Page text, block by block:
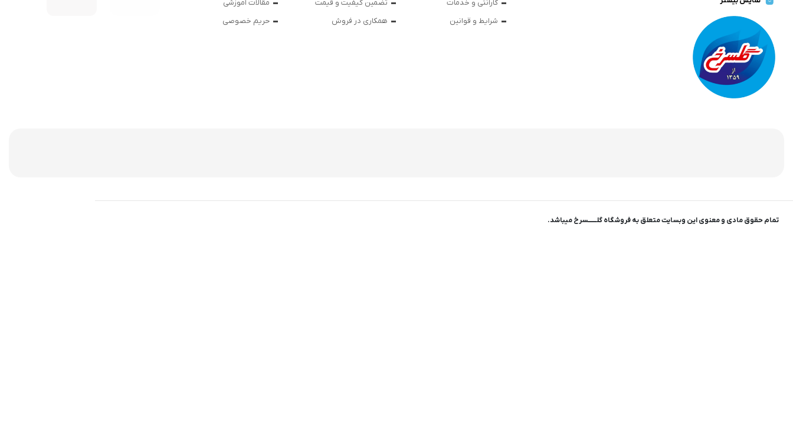
صورت می پذیرد . گسترش کسب وکارهای اینترنتی ما را بر آن داشت تا
با ایجاد فروشگاه اینترنتی گلسرخ به خدمت رسانی گسترده تر و با
شرایط بهتر بپردازیم.
گارانتی و خدمات
شرایط و قوانین
تضمین کیفیت و قیمت
همکاری در فروش
مقالات آموزشی
حریم خصوصی
تمام حقوق مادی و معنوی این وبسایت متعلق به فروشگاه گلـــــــسرخ میباشد.